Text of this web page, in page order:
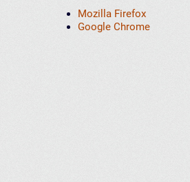
Mozilla Firefox
Google Chrome